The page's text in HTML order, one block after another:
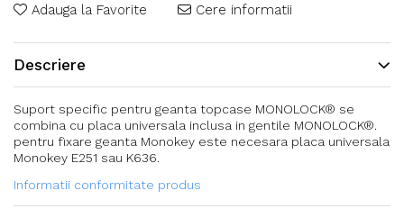
Adauga la Favorite Cere informatii
Descriere
Suport specific pentru geanta topcase MONOLOCK® se
combina cu placa universala inclusa in gentile MONOLOCK®.
pentru fixare geanta Monokey este necesara placa universala
Monokey E251 sau K636.
Informatii conformitate produs